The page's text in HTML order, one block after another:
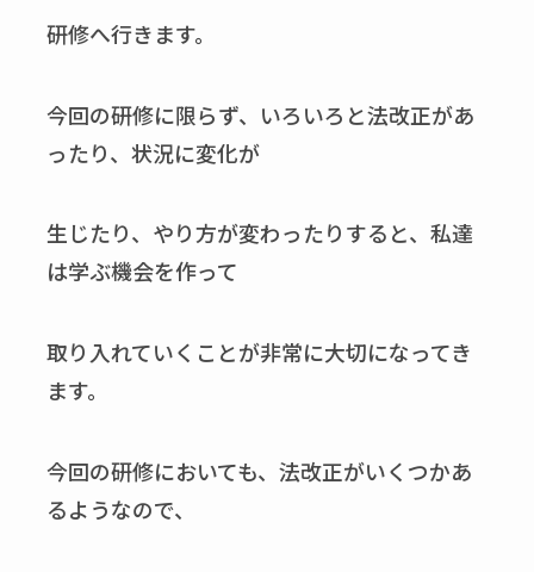
研修へ行きます。
今回の研修に限らず、いろいろと法改正があ
ったり、状況に変化が
生じたり、やり方が変わったりすると、私達
は学ぶ機会を作って
取り入れていくことが非常に大切になってき
ます。
今回の研修においても、法改正がいくつかあ
るようなので、